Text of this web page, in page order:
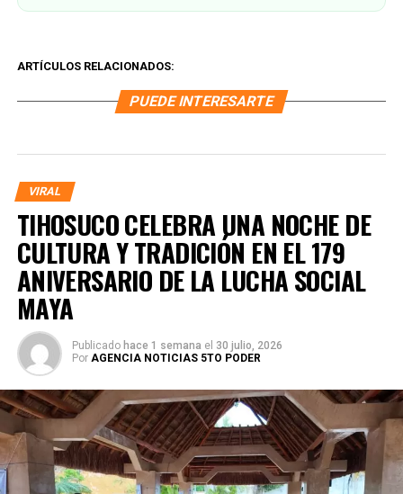
ARTÍCULOS RELACIONADOS:
PUEDE INTERESARTE
VIRAL
TIHOSUCO CELEBRA UNA NOCHE DE
CULTURA Y TRADICIÓN EN EL 179
ANIVERSARIO DE LA LUCHA SOCIAL
MAYA
Publicado hace 1 semana el 30 julio, 2026
Por AGENCIA NOTICIAS 5TO PODER